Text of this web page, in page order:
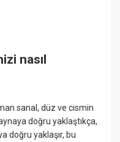
nasıl
sanal, düz ve cismin
doğru yaklaştıkça,
doğru yaklaşır, bu